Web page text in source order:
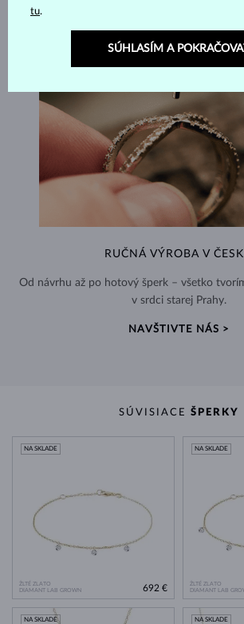
RUČNÁ VÝROBA V
Od návrhu až po hotový šperk – všetko
v srdci starej Prahy.
NAVŠTIVTE NÁS >
SÚVISIACE ŠPERKY
ŽLTÉ ZLATO
DIAMANT LAB GROWN
NA SKLADE
692 €
ŽLTÉ ZLATO
DIAMANT LAB
NA SKLADE
NA SKLADE NA SKLADE
tu.
SÚHLASÍM A